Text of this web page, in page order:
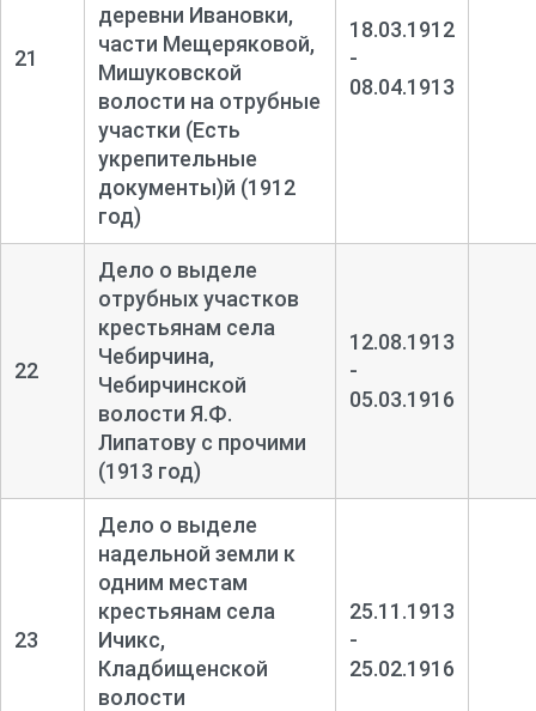
21
деревни Ивановки,
части Мещеряковой,
Мишуковской
волости на отрубные
участки (Есть
укрепительные
документы)й (1912
год)
18.03.1912
-
08.04.1913
22
Дело о выделе
отрубных участков
крестьянам села
Чебирчина,
Чебирчинской
волости Я.Ф.
Липатову с прочими
(1913 год)
12.08.1913
-
05.03.1916
23
Дело о выделе
надельной земли к
одним местам
крестьянам села
Ичикс,
Кладбищенской
волости
25.11.1913
-
25.02.1916